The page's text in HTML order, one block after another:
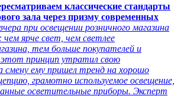
классические стандарты
зала через призму современных
при освещении розничного магазина
ярче свет, чем светлее
тем больше покупателей и
принцип утратил свою
смену ему пришел тренд на хорошо
грамотно используемое освещение,
осветительные приборы. Эксперт